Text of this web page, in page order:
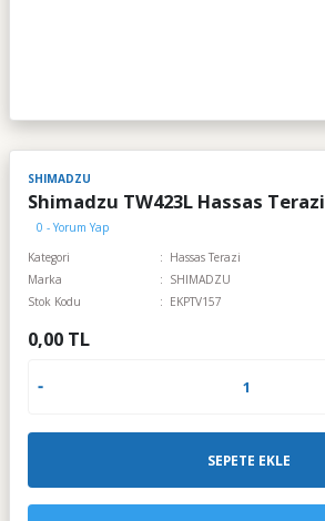
SHIMADZU
Shimadzu TW423L Hassas Terazi
0 - Yorum Yap
Kategori
Hassas Terazi
Marka
SHIMADZU
Stok Kodu
EKPTV157
0,00 TL
SEPETE EKLE